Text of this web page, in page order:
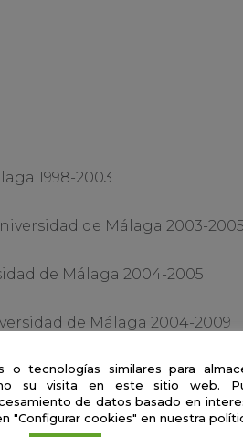
1998-2003
de Málaga 2003-2005
de Málaga 2004-2005
de Málaga 2004-2009
2010-2013
o tecnologías similares para
su visita en este sitio web.
de datos basado en
"Configurar cookies" en nuestra